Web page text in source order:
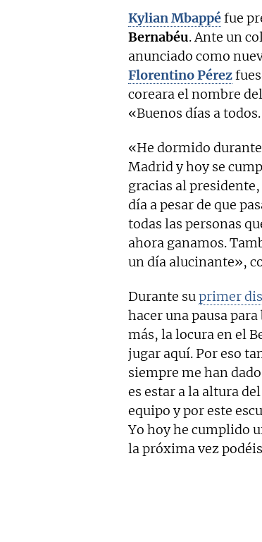
Kylian Mbappéfue
Bernabéu. Ante un
anunciado como
Florentino Pérez
coreara el nombre
«Buenos días a
«He dormido
Madrid y hoy se
gracias al presidente,
día a pesar de que
todas las personas
ahora ganamos.
un día alucinante»,
Durante suprimer
hacer una pausa
más, la locura en el
jugar aquí. Por eso
siempre me han
es estar a la altura
equipo y por este
Yo hoy he cumplido
la próxima vez